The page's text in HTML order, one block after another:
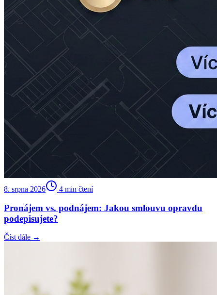
8. srpna 2026 4 min čtení
Pronájem vs. podnájem: Jakou smlouvu opravdu
podepisujete?
Číst dále →